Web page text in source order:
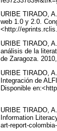
URIBE TIRADO,
web 1.0 y 2.0.
<http://
URIBE TIRADO,
análisis de la
de Zaragoza.
URIBE TIRADO,
Integración de
Disponible
URIBE TIRADO,
Information
art-report-